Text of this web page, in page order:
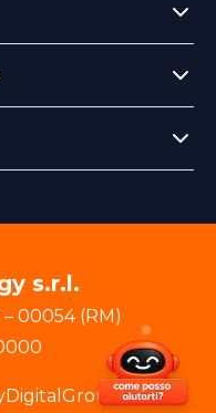
s.r.l.
– 00054(RM)
srl